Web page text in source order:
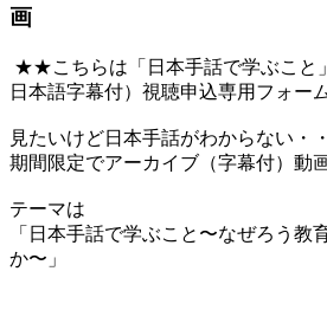
画
★★こちらは「日本手話で学ぶこと
日本語字幕付）視聴申込専用フォ
見たいけど日本手話がわからない・
期間限定でアーカイブ（字幕付）動
テーマは
「日本手話で学ぶこと〜なぜろう教
か〜」